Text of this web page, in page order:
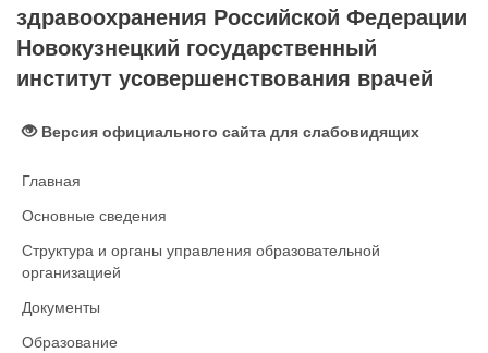
здравоохранения Российской Федерации
Новокузнецкий государственный
институт усовершенствования врачей
Версия официального сайта для слабовидящих
Главная
Основные сведения
Структура и органы управления образовательной
организацией
Документы
Образование